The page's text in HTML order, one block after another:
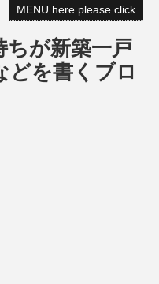
MENU here please click
ちが新築一戸
どを書くブロ